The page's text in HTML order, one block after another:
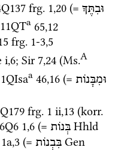
frg. 1,20 (= וּבִתֶּךָ
11QTa 65,12
frg. 1-3,5
i,6; Sir 7,24 (Ms.A
1QIsaa 46,16 (= וּמִבָּנוֹת
frg. 1 ii,13 (korr.
6Q6 1,6 (= בְּנוֹת Hhld
,3 (= בִּבְנוֹת Gen